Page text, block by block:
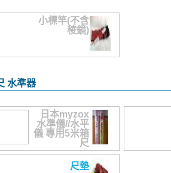
小標竿(不含
稜鏡)
水準器
日本myzox
水準儀//水平
儀 專用5米箱
尺
尺墊